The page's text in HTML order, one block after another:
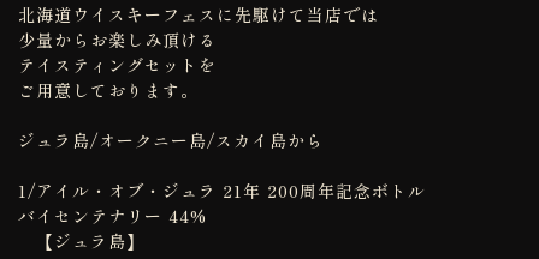
北海道ウイスキーフェスに先駆けて当店では
少量からお楽しみ頂ける
テイスティングセットを
ご用意しております。
ジュラ島/オークニー島/スカイ島から
1/アイル・オブ・ジュラ 21年 200周年記念ボトル
バイセンテナリー 44%
【ジュラ島】